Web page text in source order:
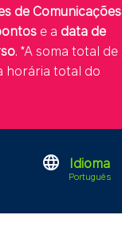
de Comunicações
e a data de
. *A soma total de
horária total do
language Idioma
Português